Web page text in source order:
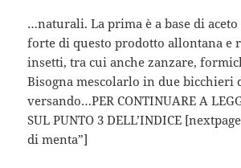
…naturali. La prima è a base di aceto
forte di questo prodotto allontana e
insetti, tra cui anche zanzare,
Bisogna mescolarlo in due bicchieri
versando…PER CONTINUARE A
SUL PUNTO 3 DELL’INDICE
di menta”]